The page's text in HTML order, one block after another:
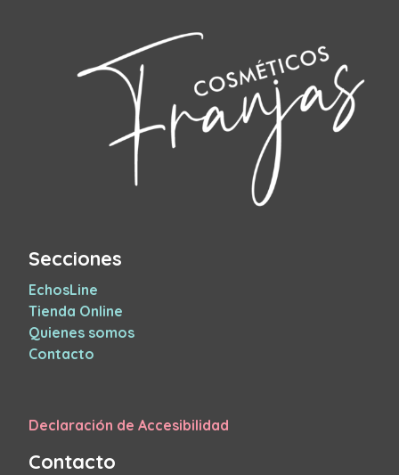
Secciones
EchosLine
Tienda Online
Quienes somos
Contacto
Declaración de Accesibilidad
Contacto